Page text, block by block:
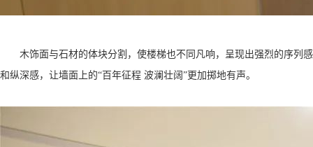
木饰面与石材的体块分割，使楼梯也不同凡响，呈现出强烈的序列感
和纵深感，让墙面上的“百年征程 波澜壮阔”更加掷地有声。